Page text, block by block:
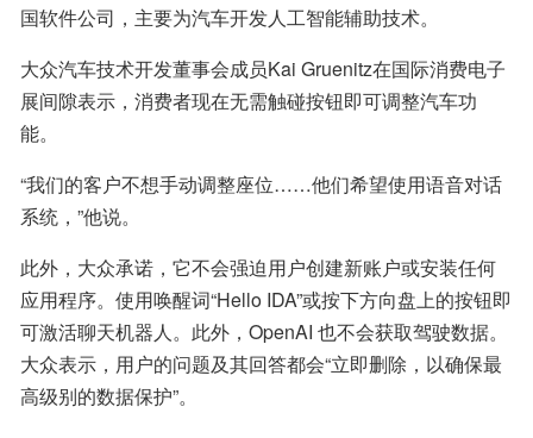
国软件公司，主要为汽车开发人工智能辅助技术。
大众汽车技术开发董事会成员Kai Gruenitz在国际消费电子
展间隙表示，消费者现在无需触碰按钮即可调整汽车功
能。
“我们的客户不想手动调整座位……他们希望使用语音对话
系统，”他说。
此外，大众承诺，它不会强迫用户创建新账户或安装任何
应用程序。使用唤醒词“Hello IDA”或按下方向盘上的按钮即
可激活聊天机器人。此外，OpenAI 也不会获取驾驶数据。
大众表示，用户的问题及其回答都会“立即删除，以确保最
高级别的数据保护”。